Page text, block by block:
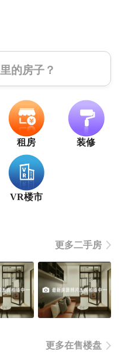
租房 装修
VR楼市
更多二手房
更多在售楼盘